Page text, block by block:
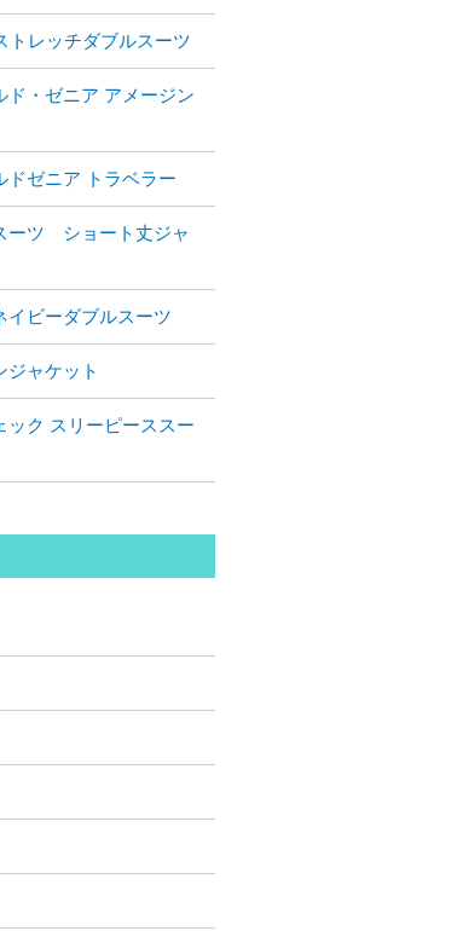
トレッチダブルスーツ
ド・ゼニア アメージン
ドゼニア トラベラー
ーツ ショート丈ジャ
イビーダブルスーツ
ジャケット
ック スリーピーススー